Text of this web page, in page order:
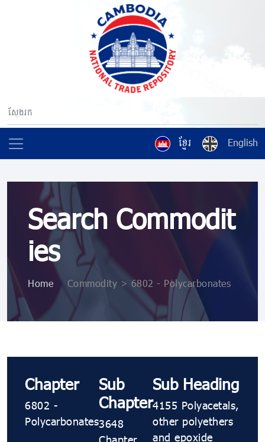
ខ្មែរ English
Search Commodit
ies
Home > Commodity > 6802 - Polycarbonates
Chapter
6802 -
Polycarbonates
Sub
Chapter
3648
Sub Heading
4155 Polyacetals,
other polyethers
and epoxide